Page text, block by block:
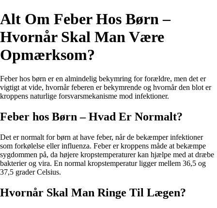
Alt Om Feber Hos Børn –
Hvornår Skal Man Være
Opmærksom?
Feber hos børn er en almindelig bekymring for forældre, men det er
vigtigt at vide, hvornår feberen er bekymrende og hvornår den blot er
kroppens naturlige forsvarsmekanisme mod infektioner.
Feber hos Børn – Hvad Er Normalt?
Det er normalt for børn at have feber, når de bekæmper infektioner
som forkølelse eller influenza. Feber er kroppens måde at bekæmpe
sygdommen på, da højere kropstemperaturer kan hjælpe med at dræbe
bakterier og vira. En normal kropstemperatur ligger mellem 36,5 og
37,5 grader Celsius.
Hvornår Skal Man Ringe Til Lægen?